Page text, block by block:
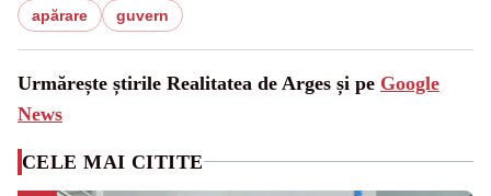
apărare guvern
Urmărește știrile Realitatea de Arges și pe Google
News
CELE MAI CITITE